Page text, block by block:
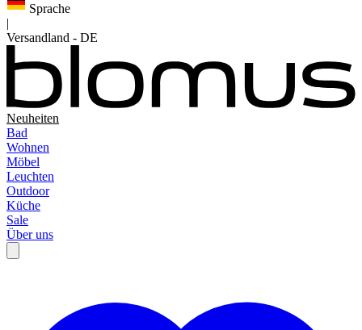
Sprache
|
Versandland - DE
Neuheiten
Bad
Wohnen
Möbel
Leuchten
Outdoor
Küche
Sale
Über uns